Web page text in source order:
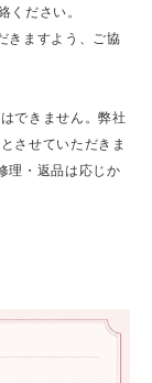
ださい。
きますよう、ご協
できません。弊社
させていただきま
理・返品は応じか